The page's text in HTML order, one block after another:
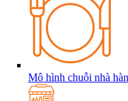
Mô hình chuỗi nhà